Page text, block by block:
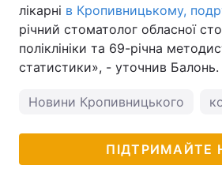
лікарні в Кропивницькому,
річний стоматолог обласної
поліклініки та 69-річна
статистики», - уточнив Балонь.
Новини Кропивницького
ПІДТРИМАЙТЕ